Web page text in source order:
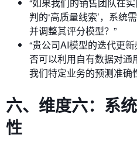
判的‘高质量线索’，系统
并调整其评分模型？”
“贵公司AI模型的迭代更
否可以利用自有数据对通
我们特定业务的预测准确
六、维度六：系
性